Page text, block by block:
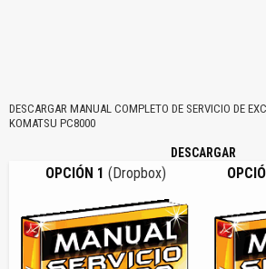
DESCARGAR MANUAL COMPLETO DE SERVICIO DE
KOMATSU PC8000
DESCARGAR
OPCIÓN 1 (Dropbox)